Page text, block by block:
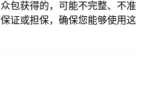
包获得的，可能不完整、不准
证或担保，确保您能够使用这